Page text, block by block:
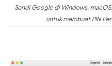
Sandi Google di Windows,
untuk membuat PIN